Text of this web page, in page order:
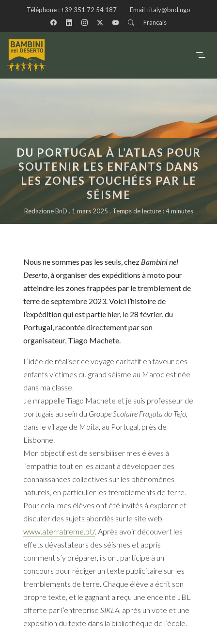
Téléphone :+39 351 72 54 187 Email :italy@bnd.ngo
Francais
DU PORTUGAL À L’ATLAS POUR
SOUTENIR LES ENFANTS DANS
LES ZONES TOUCHÉES PAR LE
SÉISME
Redazione BnD . 1 mars 2025 . Temps de lecture : 4 minutes
Nous ne sommes pas les seuls, chez Bambini nel
Deserto, à organiser des expéditions à moto pour
atteindre les zones frappées par le tremblement de
terre de septembre 2023. Voici l’histoire de
l’expédition qui est partie hier, le 28 février, du
Portugal, racontée directement par son
organisateur, Tiago Machete.
L’idée de réaliser ce voyage caritatif en faveur des
enfants victimes du grand séisme au Maroc est née
dans ma classe.
Je m’appelle Tiago Machete et je suis professeur de
portugais au sein du Groupe Scolaire Fragata do Tejo,
dans le village de Moita, au Portugal, près de
Lisbonne.
Mon objectif est de sensibiliser mes élèves à
l’empathie tout en les aidant à développer des
connaissances collectives sur les phénomènes
naturels, en particulier les tremblements de terre.
Pour cela, mes élèves ont été invités à explorer et
discuter des sujets abordés sur le site web
www.aterratreme.pt/. Après avoir découvert les
effets dévastateurs des séismes et appris
comment s’y préparer, ils ont participé à un
concours pour rédiger un texte publicitaire sur les
tremblements de terre. Chaque élève a écrit son
propre texte, et le gagnant a reçu une enceinte JBL
offerte par l’entreprise SIKLA, après un vote et une
exposition du texte dans la bibliothèque de l’école.